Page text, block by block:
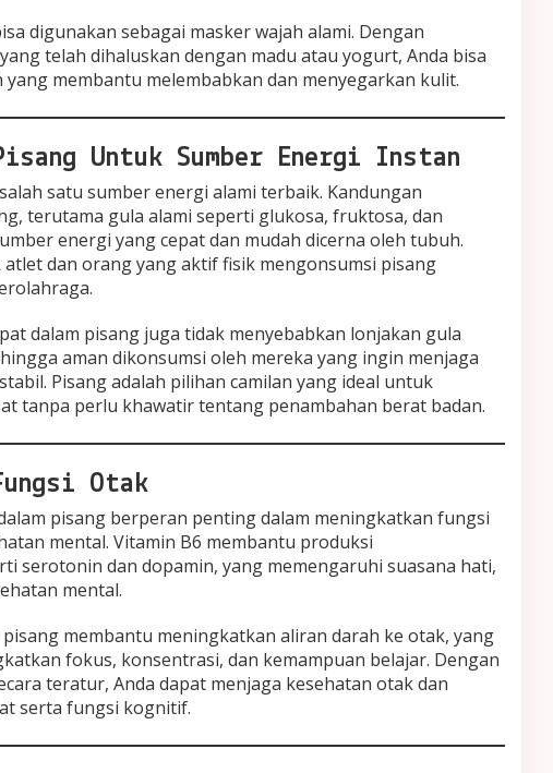
digunakan sebagai masker wajah alami. Dengan
telah dihaluskan dengan madu atau yogurt, Anda bisa
yang membantu melembabkan dan menyegarkan kulit.
Untuk Sumber Energi Instan
satu sumber energi alami terbaik. Kandungan
terutama gula alami seperti glukosa, fruktosa, dan
energi yang cepat dan mudah dicerna oleh tubuh.
dan orang yang aktif fisik mengonsumsi pisang
dalam pisang juga tidak menyebabkan lonjakan gula
aman dikonsumsi oleh mereka yang ingin menjaga
Pisang adalah pilihan camilan yang ideal untuk
tanpa perlu khawatir tentang penambahan berat badan.
Otak
pisang berperan penting dalam meningkatkan fungsi
mental. Vitamin B6 membantu produksi
serotonin dan dopamin, yang memengaruhi suasana hati,
mental.
membantu meningkatkan aliran darah ke otak, yang
fokus, konsentrasi, dan kemampuan belajar. Dengan
teratur, Anda dapat menjaga kesehatan otak dan
serta fungsi kognitif.